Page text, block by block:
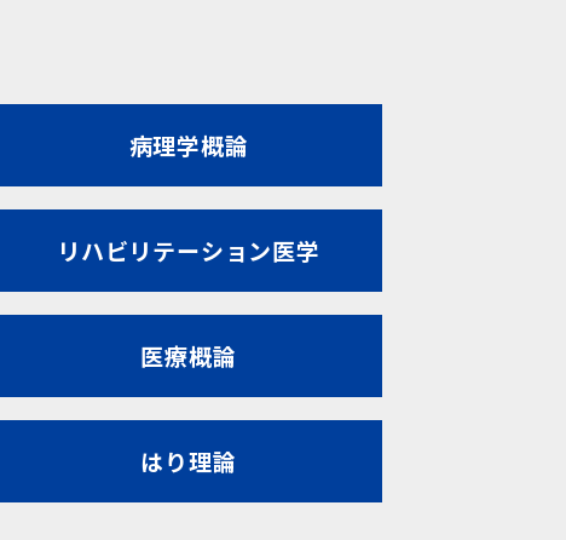
病理学概論
リハビリテーション医学
医療概論
はり理論